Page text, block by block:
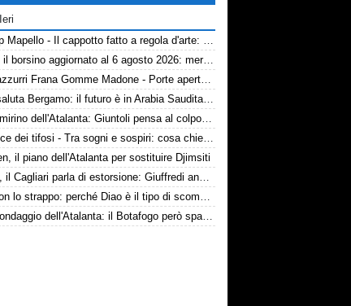
Ieri
AP Group Mapello - Il cappotto fatto a regola d'arte: qualità certificata ICMQ
Atalanta, il borsino aggiornato al 6 agosto 2026: mercato in entrata ancora in stand-by. Si lavora sulle cessioni
Volti nerazzurri Frana Gomme Madone - Porte aperte alla New Balance Arena: i volti dei tifosi della Dea
Djimsiti saluta Bergamo: il futuro è in Arabia Saudita! Tre milioni e firma biennale
Diao nel mirino dell'Atalanta: Giuntoli pensa al colpo dal Como
TA, la voce dei tifosi - Tra sogni e sospiri: cosa chiedono davvero i tifosi dell'Atalanta
il piano dell'Atalanta per sostituire Djimsiti
Esposito, il Cagliari parla di estorsione: Giuffredi annuncia denuncia
La tela con lo strappo: perché Diao è il tipo di scommessa che Giuntoli ama
Danilo, sondaggio dell'Atalanta: il Botafogo però spara alto